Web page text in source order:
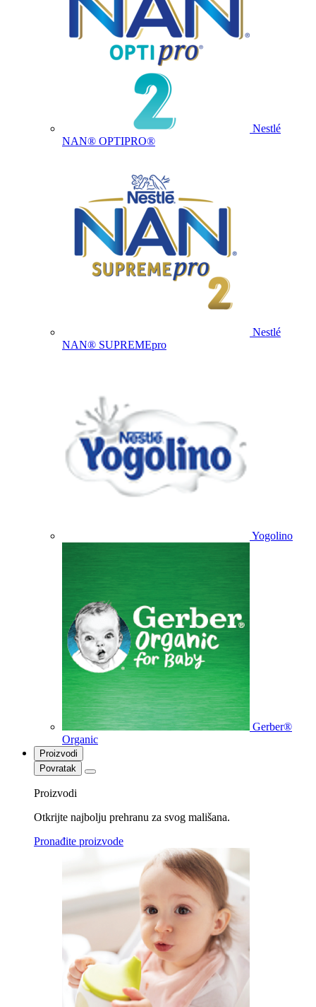
Nestlé
NAN® OPTIPRO®
Nestlé
NAN® SUPREMEpro
Yogolino
Gerber®
Organic
Proizvodi
Povratak
Proizvodi
Otkrijte najbolju prehranu za svog mališana.
Pronađite proizvode